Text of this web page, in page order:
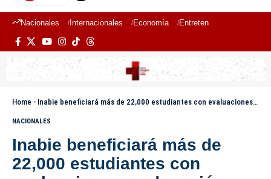
Nacionales Internacionales Economía Entretenimiento
Home - Inabie beneficiará más de 22,000 estudiantes con evaluaciones y educación nutricional durante este año escolar
NACIONALES
Inabie beneficiará más de
22,000 estudiantes con